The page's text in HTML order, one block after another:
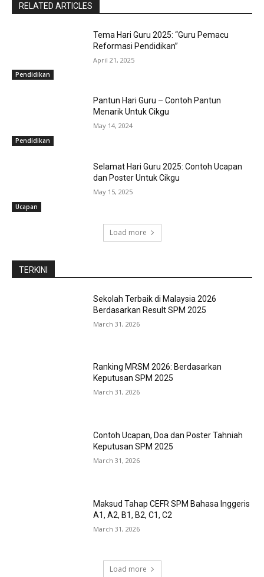
RELATED ARTICLES
Pendidikan
Tema Hari Guru 2025: “Guru Pemacu
Reformasi Pendidikan”
April 21, 2025
Pendidikan
Pantun Hari Guru – Contoh Pantun
Menarik Untuk Cikgu
May 14, 2024
Ucapan
Selamat Hari Guru 2025: Contoh Ucapan
dan Poster Untuk Cikgu
May 15, 2025
Load more
TERKINI
Sekolah Terbaik di Malaysia 2026
Berdasarkan Result SPM 2025
March 31, 2026
Ranking MRSM 2026: Berdasarkan
Keputusan SPM 2025
March 31, 2026
Contoh Ucapan, Doa dan Poster Tahniah
Keputusan SPM 2025
March 31, 2026
Maksud Tahap CEFR SPM Bahasa Inggeris
A1, A2, B1, B2, C1, C2
March 31, 2026
Load more